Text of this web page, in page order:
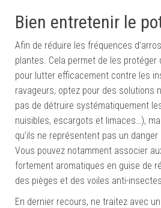
Bien entretenir le
Afin de réduire les fréquences
plantes. Cela permet de les protéger
pour lutter efficacement contre les
ravageurs, optez pour des solutions
pas de détruire systématiquement
nuisibles, escargots et limaces…),
qu’ils ne représentent pas un
Vous pouvez notamment associer
fortement aromatiques en guise de
des pièges et des voiles anti-
En dernier recours, ne traitez avec